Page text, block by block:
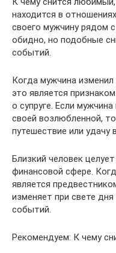
находится в
своего мужчину рядом
обидно, но подобные
событий.
Когда мужчина изменил
это является
о супруге. Если
своей возлюбленной,
путешествие или удачу
Близкий человек
финансовой сфере.
является
изменяет при свете
событий.
Рекомендуем: К чему